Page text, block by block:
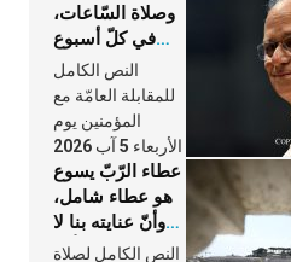
وصلاة السّاعات،
في كلّ أسبوع
وكلّ يوم، هما
النَّفَس في حياة
الكنيسة
النص الكامل
للمقابلة العامّة مع
المؤمنين يوم
الأربعاء 5 آب 2026
عطاء الرّبّ يسوع
هو عطاء شامل،
وأنّ عنايته بنا لا
تغيب عنّا أبدًا
النص الكامل لصلاة